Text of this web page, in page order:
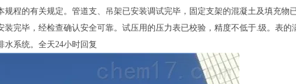
程的有关规定。管道支、吊架已安装调试完毕，固定支架的混凝土及填充物
完毕，经检查确认安全可靠。试压用的压力表已校验，精度不低于.级。表
水系统。全天24小时回复